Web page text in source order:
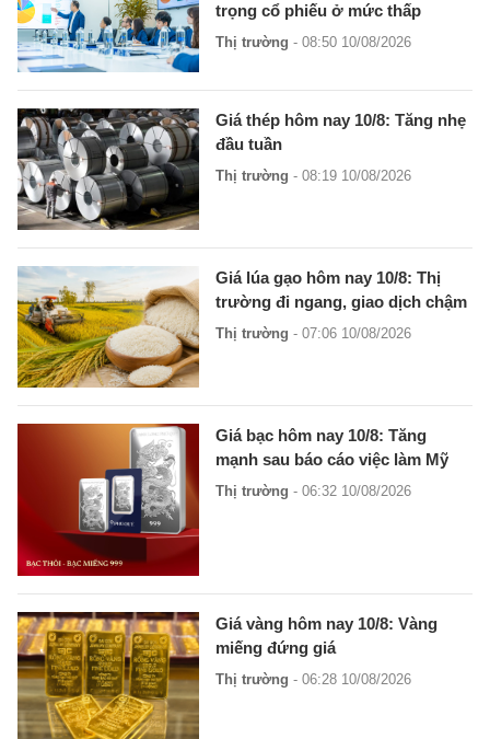
trọng cổ phiếu ở mức thấp
Thị trường - 08:50 10/08/2026
Giá thép hôm nay 10/8: Tăng nhẹ
đầu tuần
Thị trường - 08:19 10/08/2026
Giá lúa gạo hôm nay 10/8: Thị
trường đi ngang, giao dịch chậm
Thị trường - 07:06 10/08/2026
Giá bạc hôm nay 10/8: Tăng
mạnh sau báo cáo việc làm Mỹ
Thị trường - 06:32 10/08/2026
Giá vàng hôm nay 10/8: Vàng
miếng đứng giá
Thị trường - 06:28 10/08/2026